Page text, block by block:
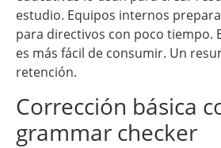
estudio. Equipos internos
para directivos con poco tiempo.
es más fácil de consumir. Un
retención.
Corrección básica
grammar checker